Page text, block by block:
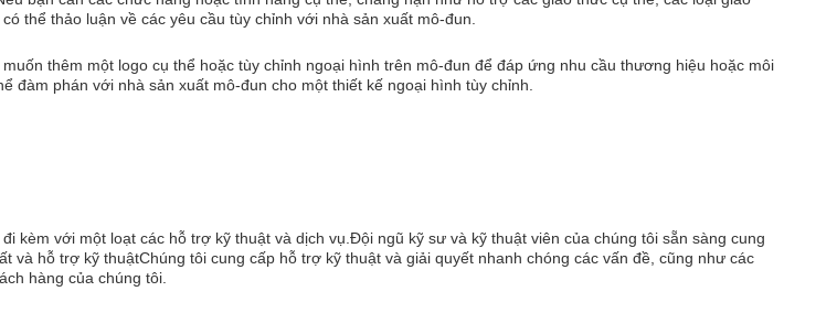
thể thảo luận về các yêu cầu tùy chỉnh với nhà sản xuất mô-đun.
thêm một logo cụ thể hoặc tùy chỉnh ngoại hình trên mô-đun để đáp ứng nhu cầu thương hiệu hoặc môi
đàm phán với nhà sản xuất mô-đun cho một thiết kế ngoại hình tùy chỉnh.
kèm với một loạt các hỗ trợ kỹ thuật và dịch vụ.Đội ngũ kỹ sư và kỹ thuật viên của chúng tôi sẵn sàng cung
và hỗ trợ kỹ thuậtChúng tôi cung cấp hỗ trợ kỹ thuật và giải quyết nhanh chóng các vấn đề, cũng như các
hàng của chúng tôi.